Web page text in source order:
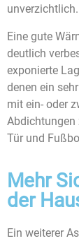
unverzichtlich.
Eine gute
deutlich
exponierte
denen ein
mit ein- oder
Abdichtungen
Tür und
Mehr
der
Ein weiterer